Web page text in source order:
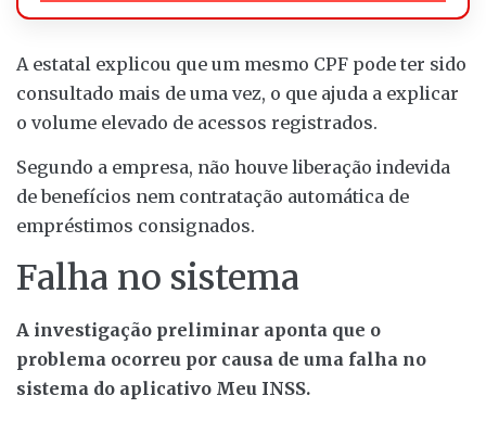
A estatal explicou que um mesmo CPF pode ter sido
consultado mais de uma vez, o que ajuda a explicar
o volume elevado de acessos registrados.
Segundo a empresa, não houve liberação indevida
de benefícios nem contratação automática de
empréstimos consignados.
Falha no sistema
A investigação preliminar aponta que o
problema ocorreu por causa de uma falha no
sistema do aplicativo Meu INSS.